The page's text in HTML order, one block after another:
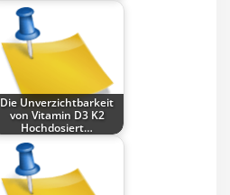
Die Unverzichtbarkeit
von Vitamin D3 K2
Hochdosiert…